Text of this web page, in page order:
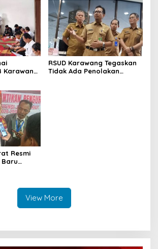
Karawang,
RSUD Karawang Tegaskan
Tidak Ada Penolakan
Resmi
Baru
View More